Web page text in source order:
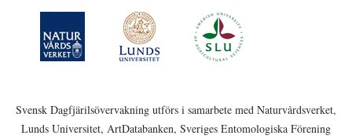
Svensk Dagfjärilsövervakning utförs i samarbete med Naturvårdsverket,
Lunds Universitet, ArtDatabanken, Sveriges Entomologiska Förening